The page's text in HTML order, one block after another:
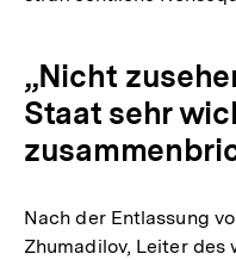
„Nicht
Staat sehr
Nach der Entlassung
Zhumadilov, Leiter